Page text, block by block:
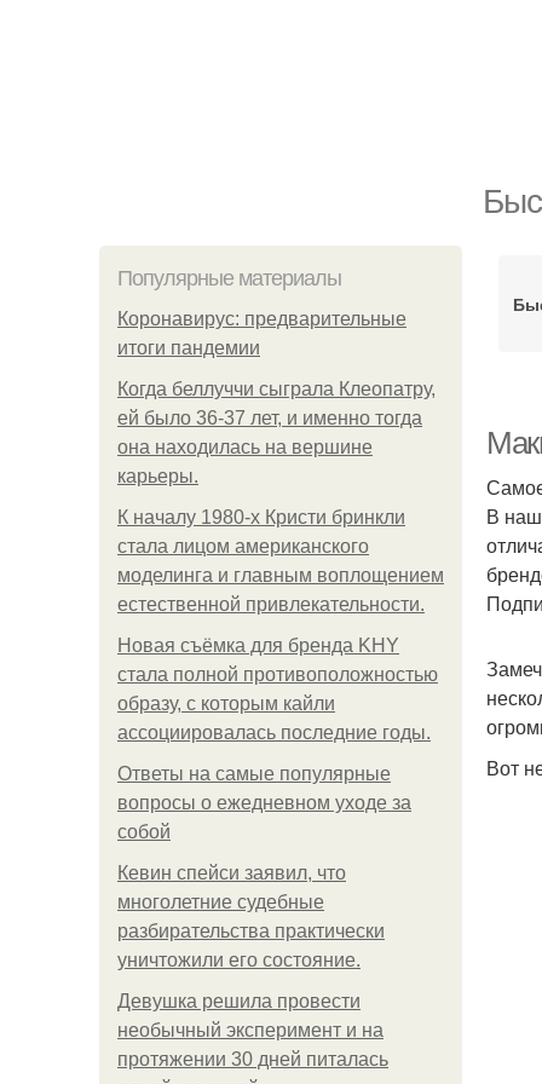
Популярные материалы
Коронавирус: предварительные
итоги пандемии
Когда беллуччи сыграла Клеопатру,
ей было 36-37 лет, и именно тогда
она находилась на вершине
карьеры.
К началу 1980-х Кристи бринкли
стала лицом американского
моделинга и главным воплощением
естественной привлекательности.
Новая съёмка для бренда KHY
стала полной противоположностью
образу, с которым кайли
ассоциировалась последние годы.
Ответы на самые популярные
вопросы о ежедневном уходе за
собой
Кевин спейси заявил, что
многолетние судебные
разбирательства практически
уничтожили его состояние.
Девушка решила провести
необычный эксперимент и на
протяжении 30 дней питалась
В
Вот